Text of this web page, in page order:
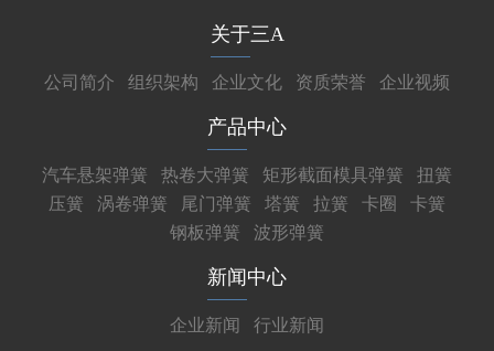
关于三A
公司简介 组织架构 企业文化 资质荣誉 企业视频
产品中心
汽车悬架弹簧 热卷大弹簧 矩形截面模具弹簧
扭簧
压簧
涡卷弹簧 尾门弹簧 塔簧 拉簧 卡圈
卡簧
钢板弹簧
波形弹簧
新闻中心
企业新闻 行业新闻